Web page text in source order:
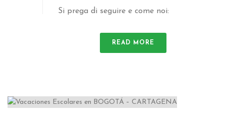
Si prega di seguire e come noi:
READ MORE